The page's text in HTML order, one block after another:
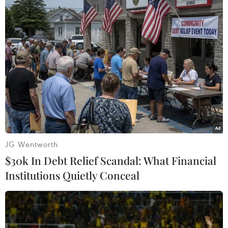
thấp nhất 24-26 độ C, cao nhất 34-36 độ C.
Các tỉnh từ Thanh Hóa đến Thừa Thiên-Huế
nhiều mây, đêm có mưa rào và dông vài nơi,
ngày nắng, riêng vùng núi phía Tây có nắng
nóng; trong mưa dông có khả năng xảy ra lốc,
sét, mưa đá và gió giật mạnh. Nhiệt độ thấp
nhất 24-27 độ C; cao nhất 31-34 độ C, vùng núi
phía Tây 35-37 độ C, có nơi trên 38 độ C.
Các tỉnh, thành phố từ Đà Nẵng đến Bình Thuận
có mây, đêm có mưa rào và dông vài nơi, trong
mưa dông có khả năng xảy ra lốc, sét, mưa đá
và gió giật mạnh. Ngày nắng, riêng vùng núi
phía Bắc có nắng nóng. Phía Bắc gió nhẹ; phía
Nam gió Tây đến Tây Nam cấp 2-3. Nhiệt độ
thấp nhất 25-28 độ C, cao nhất 32-35 độ C, riêng
JG Wentworth
$30k In Debt Relief Scandal: What Financial
Institutions Quietly Conceal